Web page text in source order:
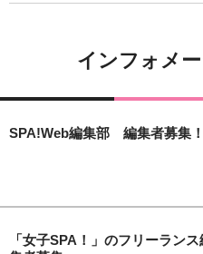
インフォメ
SPA!Web編集部 編集者募集！
「女子SPA！」のフリーランス